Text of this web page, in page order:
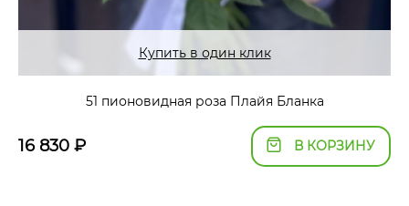
Купить в один клик
51 пионовидная роза Плайя Бланка
16 830 ₽ В КОРЗИНУ